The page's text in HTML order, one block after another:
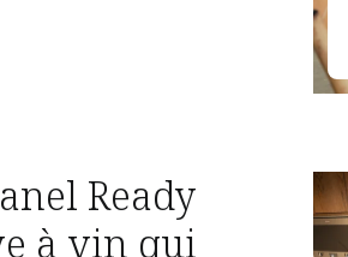
Ready
à vin qui